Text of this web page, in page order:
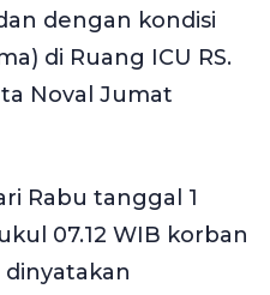
dengan kondisi
di Ruang ICU RS.
Noval Jumat
Rabu tanggal 1
07.12 WIB korban
dinyatakan